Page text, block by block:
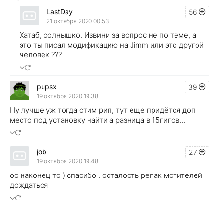
56
LastDay
21 октября 2020 00:53
Хатаб, солнышко. Извини за вопрос не по теме, а
это ты писал модификацию на Jimm или это другой
человек ???
39
pupsx
19 октября 2020 19:38
Ну лучше уж тогда стим рип, тут еще придётся доп
место под установку найти а разница в 15гигов...
27
job
19 октября 2020 19:48
оо наконец то ) спасибо . осталость репак мстителей
дождаться